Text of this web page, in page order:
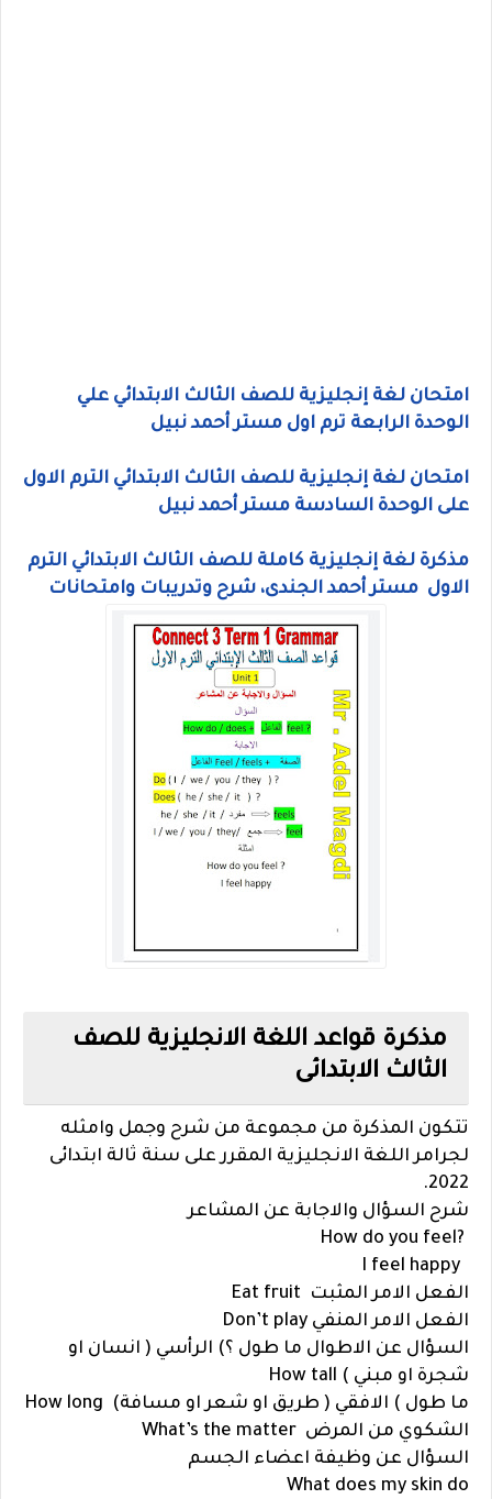
امتحان لغة إنجليزية للصف الثالث الابتدائي علي
الوحدة الرابعة ترم اول مستر أحمد نبيل
امتحان لغة إنجليزية للصف الثالث الابتدائي الترم الاول
على الوحدة السادسة مستر أحمد نبيل
مذكرة لغة إنجليزية كاملة للصف الثالث الابتدائي الترم
الاول مستر أحمد الجندى، شرح وتدريبات وامتحانات
مذكرة قواعد اللغة الانجليزية للصف
الثالث الابتدائى
تتكون المذكرة من مجموعة من شرح وجمل وامثله
لجرامر اللغة الانجليزية المقرر على سنة ثالة ابتدائى
2022.
شرح السؤال والاجابة عن المشاعر
?How do you feel
الفعل الامر المثبت Eat fruit
الفعل الامر المنفي Don’t play
السؤال عن الاطوال ما طول ؟) الرأسي ( انسان او
شجرة او مبني ) How tall
ما طول ) الافقي ( طريق او شعر او مسافة) How long
الشكوي من المرض What’s the matter
السؤال عن وظيفة اعضاء الجسم
What does my skin do